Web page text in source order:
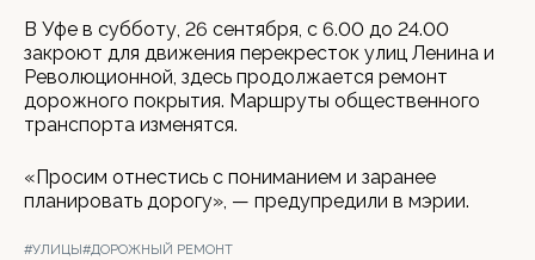
В Уфе в субботу, 26 сентября, с 6.00 до 24.00
закроют для движения перекресток улиц Ленина и
Революционной, здесь продолжается ремонт
дорожного покрытия. Маршруты общественного
транспорта изменятся.
«Просим отнестись с пониманием и заранее
планировать дорогу», — предупредили в мэрии.
#УЛИЦЫ#ДОРОЖНЫЙ РЕМОНТ